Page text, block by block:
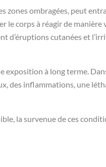
zones ombragées, peut
le corps à réagir de manière
d’éruptions cutanées et
exposition à long terme.
des inflammations, une
la survenue de ces